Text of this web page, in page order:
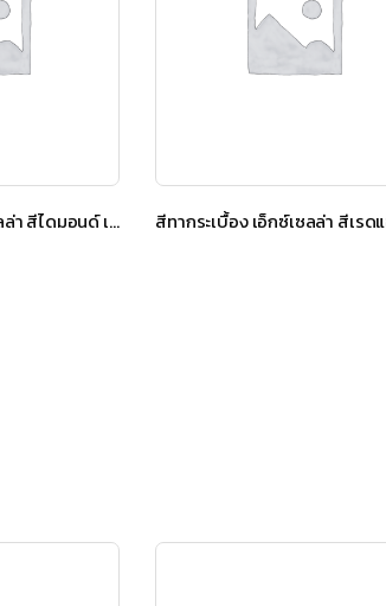
สีทากระเบื้อง เอ็กซ์เซลล่า สีไดมอนด์ เกรย์